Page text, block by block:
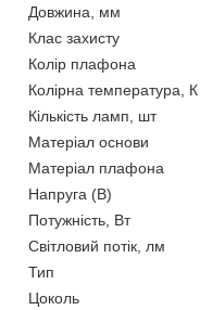
Довжина, мм
Клас захисту
Колір плафона
Колірна температура, К
Кількість ламп, шт
Матеріал основи
Матеріал плафона
Напруга (В)
Потужність, Вт
Світловий потік, лм
Тип
Цоколь